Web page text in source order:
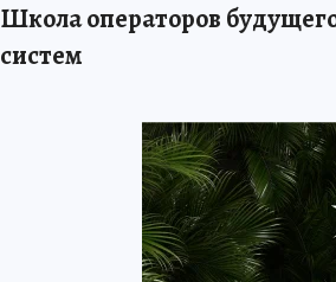
Школа операторов
систем